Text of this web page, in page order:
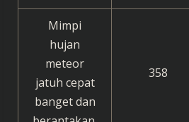
Mimpi
hujan
meteor
jatuh cepat
banget dan
358